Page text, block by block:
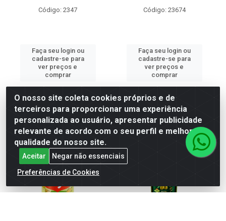
Código: 2347
Faça seu login ou
cadastre-se para
ver preços e
comprar
Código: 23674
Faça seu login ou
cadastre-se para
ver preços e
comprar
O nosso site coleta cookies próprios e de
terceiros para proporcionar uma experiência
personalizada ao usuário, apresentar publicidade
relevante de acordo com o seu perfil e melhorar a
qualidade do nosso site.
Aceitar
Negar não essenciais
Preferências de Cookies